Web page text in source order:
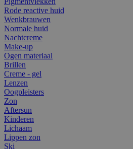
Rode reactive huid
Wenkbrauwen
Normale huid
Nachtcreme
Make-up
Ogen materiaal
Brillen
Creme - gel
Lenzen
Oogpleisters
Zon
Aftersun
Kinderen
Lichaam
Lippen zon
Ski